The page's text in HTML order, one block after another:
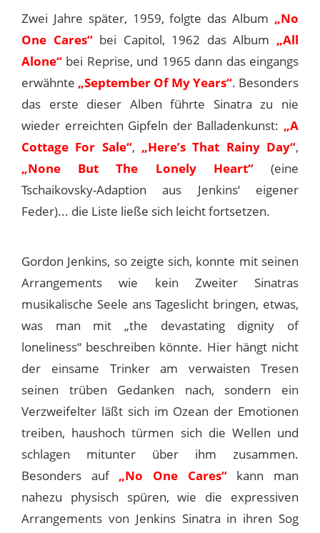
Zwei Jahre später, 1959, folgte das Album „No
One Cares“bei Capitol, 1962 das Album „All
Alone“ bei Reprise, und 1965 dann das eingangs
erwähnte „September Of My Years“. Besonders
das erste dieser Alben führte Sinatra zu nie
wieder erreichten Gipfeln der Balladenkunst: „A
Cottage For Sale“, „Here’s That Rainy Day“,
„None But The Lonely Heart“(eine
Tschaikovsky-Adaption aus Jenkins‘ eigener
Feder)... die Liste ließe sich leicht fortsetzen.
Gordon Jenkins, so zeigte sich, konnte mit seinen
Arrangements wie kein Zweiter Sinatras
musikalische Seele ans Tageslicht bringen, etwas,
was man mit „the devastating dignity of
loneliness“ beschreiben könnte. Hier hängt nicht
der einsame Trinker am verwaisten Tresen
seinen trüben Gedanken nach, sondern ein
Verzweifelter läßt sich im Ozean der Emotionen
treiben, haushoch türmen sich die Wellen und
schlagen mitunter über ihm zusammen.
Besonders auf „No One Cares“kann man
nahezu physisch spüren, wie die expressiven
Arrangements von Jenkins Sinatra in ihren Sog